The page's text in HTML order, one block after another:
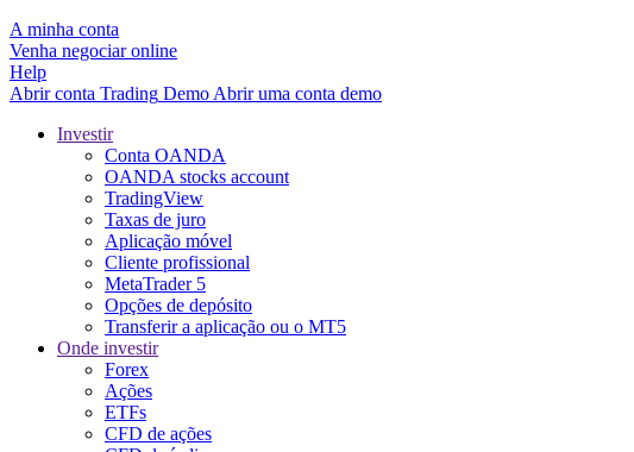
A minha conta
Venha negociar online
Help
Abrir conta Trading Demo Abrir uma conta demo
Investir
Conta OANDA
OANDA stocks account
TradingView
Taxas de juro
Aplicação móvel
Cliente profissional
MetaTrader 5
Opções de depósito
Transferir a aplicação ou o MT5
Onde investir
Forex
Ações
ETFs
CFD de ações